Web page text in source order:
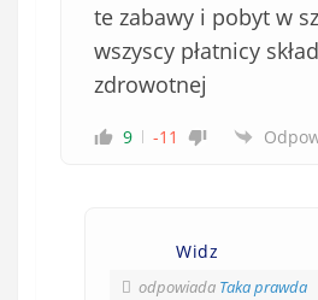
te zabawy i pobyt w
wszyscy płatnicy
zdrowotnej
9 -11
Widz
odpowiada Taka prawda